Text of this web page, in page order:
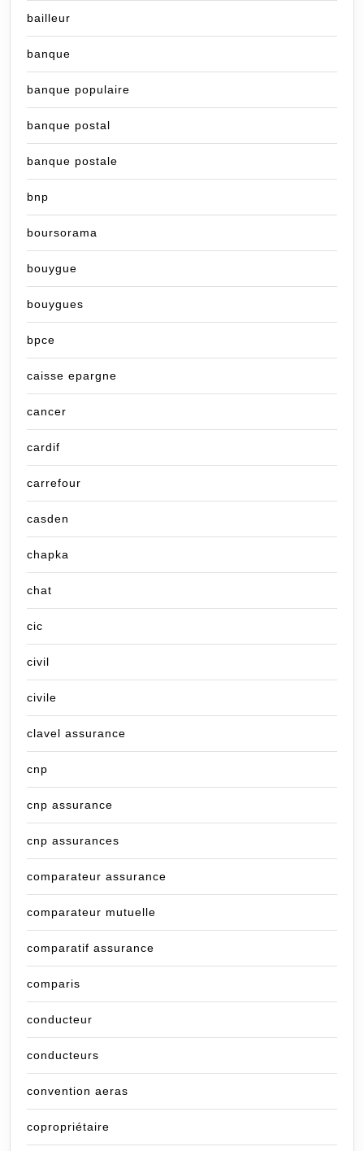
bailleur
banque
banque populaire
banque postal
banque postale
bnp
boursorama
bouygue
bouygues
bpce
caisse epargne
cancer
cardif
carrefour
casden
chapka
chat
cic
civil
civile
clavel assurance
cnp
cnp assurance
cnp assurances
comparateur assurance
comparateur mutuelle
comparatif assurance
comparis
conducteur
conducteurs
convention aeras
copropriétaire